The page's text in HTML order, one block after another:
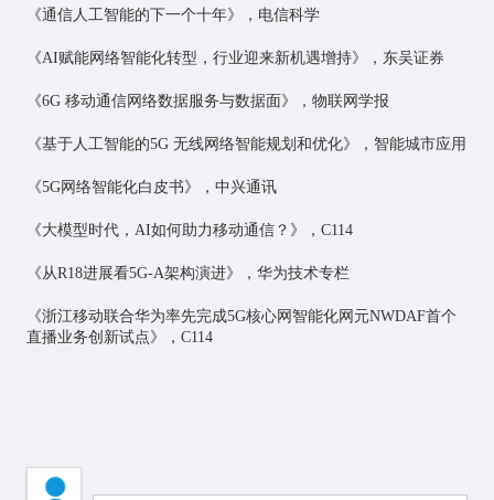
《通信人工智能的下一个十年》，电信科学
《AI赋能网络智能化转型，行业迎来新机遇增持》，东吴证券
《6G 移动通信网络数据服务与数据面》，物联网学报
《基于人工智能的5G 无线网络智能规划和优化》，智能城市应用
《5G网络智能化白皮书》，中兴通讯
《大模型时代，AI如何助力移动通信？》，C114
《从R18进展看5G-A架构演进》，华为技术专栏
《浙江移动联合华为率先完成5G核心网智能化网元NWDAF首个
直播业务创新试点》，C114